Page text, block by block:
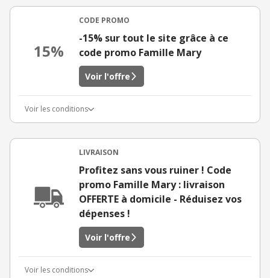
15%
CODE PROMO
-15% sur tout le site grâce à ce
code promo Famille Mary
Voir l'offre
Voir les conditions
LIVRAISON
Profitez sans vous ruiner ! Code
promo Famille Mary : livraison
OFFERTE à domicile - Réduisez vos
dépenses !
Voir l'offre
Voir les conditions